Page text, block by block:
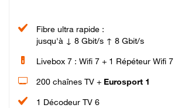
Fibre ultra rapide :
jusqu'à ↓ 8 Gbit/s ↑ 8 Gbit/s
Livebox 7 : Wifi 7 + 1 Répéteur Wifi 7
200 chaînes TV + Eurosport 1
1 Décodeur TV 6